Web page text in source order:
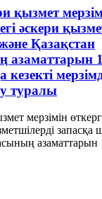
қызмет
әскери
Қазақстан
азаматтарын
кезектi
туралы
мерзiмiн
запасқа